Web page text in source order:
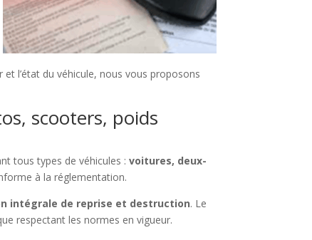
l’état du véhicule, nous vous proposons
scooters, poids
tous types de véhicules :voitures, deux-
à la réglementation.
intégrale de reprise et destruction. Le
respectant les normes en vigueur.